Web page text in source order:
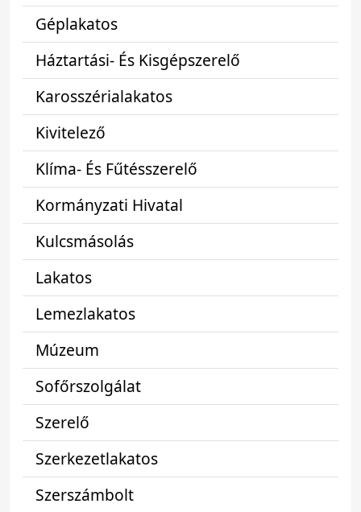
Géplakatos
Háztartási- És Kisgépszerelő
Karosszérialakatos
Kivitelező
Klíma- És Fűtésszerelő
Kormányzati Hivatal
Kulcsmásolás
Lakatos
Lemezlakatos
Múzeum
Sofőrszolgálat
Szerelő
Szerkezetlakatos
Szerszámbolt